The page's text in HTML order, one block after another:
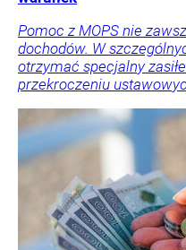
Pomoc z MOPS nie
dochodów. W
otrzymać specjalny
przekroczeniu